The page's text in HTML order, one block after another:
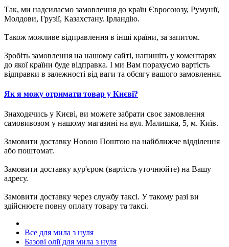
Так, ми надсилаємо замовлення до країн Євросоюзу, Румунії,
Молдови, Грузії, Казахстану. Ірландію.
Також можливе відправлення в інші країни, за запитом.
Зробіть замовлення на нашому сайті, напишіть у коментарях
до якої країни буде відправка. І ми Вам порахуємо вартість
відправки в залежності від ваги та обсягу вашого замовлення.
Як я можу отримати товар у Києві?
Знаходячись у Києві, ви можете забрати своє замовлення
самовивозом у нашому магазині на вул. Малишка, 5, м. Київ.
Замовити доставку Новою Поштою на найближче відділення
або поштомат.
Замовити доставку кур'єром (вартість уточнюйте) на Вашу
адресу.
Замовити доставку через службу таксі. У такому разі ви
здійснюєте повну оплату товару та таксі.
Все для мила з нуля
Базові олії для мила з нуля